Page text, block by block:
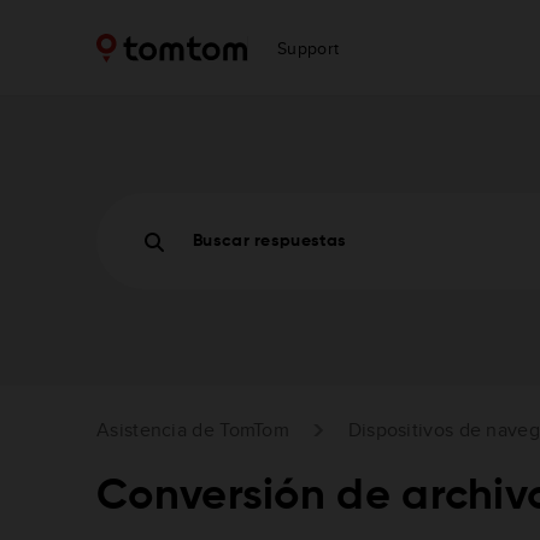
Support
Buscar respuestas
Conversión de